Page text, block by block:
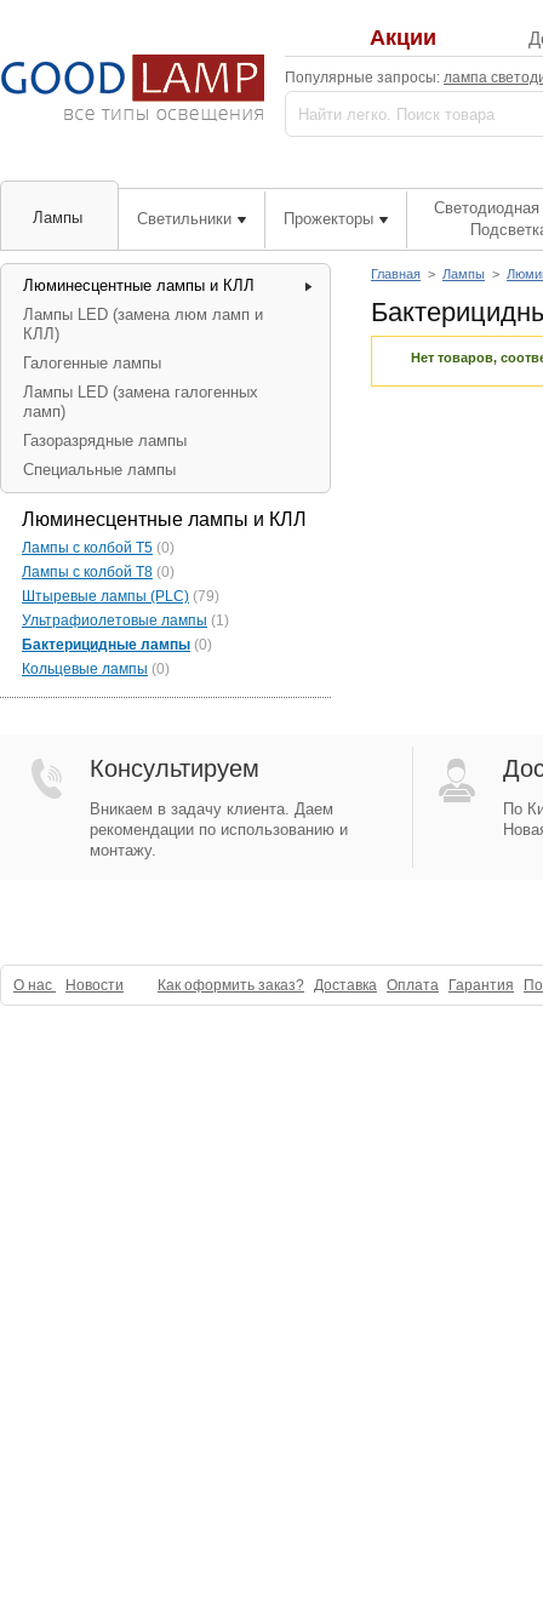
Акции
Популярные запросы: лампа
Лампы Светильники Прожекторы
Светодиодная
Главная > Лампы >
Нет товаров,
Люминесцентные лампы и КЛЛ
Лампы LED (замена люм ламп и
КЛЛ)
Галогенные лампы
Лампы LED (замена галогенных
ламп)
Газоразрядные лампы
Специальные лампы
Люминесцентные лампы и КЛЛ
Лампы с колбой Т5 (0)
Лампы с колбой Т8 (0)
Штыревые лампы (PLC) (79)
Ультрафиолетовые лампы (1)
Бактерицидные лампы (0)
Кольцевые лампы (0)
Консультируем
Вникаем в задачу клиента. Даем
рекомендации по использованию и
монтажу.
По
О нас Новости Как оформить заказ? Доставка Оплата Гарантия